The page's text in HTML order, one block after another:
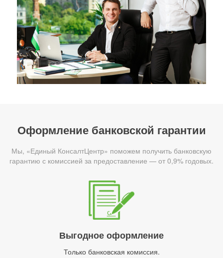
Оформление банковской гарантии
Мы, «Единый КонсалтЦентр» поможем получить банковскую
гарантию с комиссией за предоставление — от 0,9% годовых.
Выгодное оформление
Только банковская комиссия.